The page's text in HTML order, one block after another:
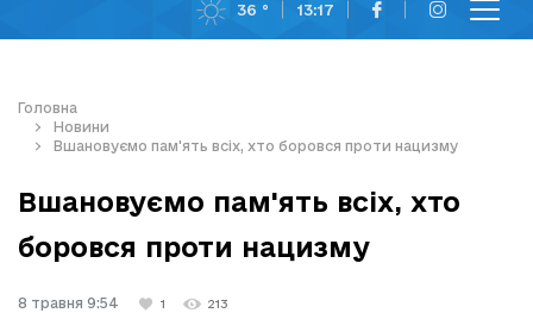
36 ° 13:17
Головна
Новини
Вшановуємо пам'ять всіх, хто боровся проти нацизму
Вшановуємо пам'ять всіх, хто
боровся проти нацизму
8 травня 9:54 1 213